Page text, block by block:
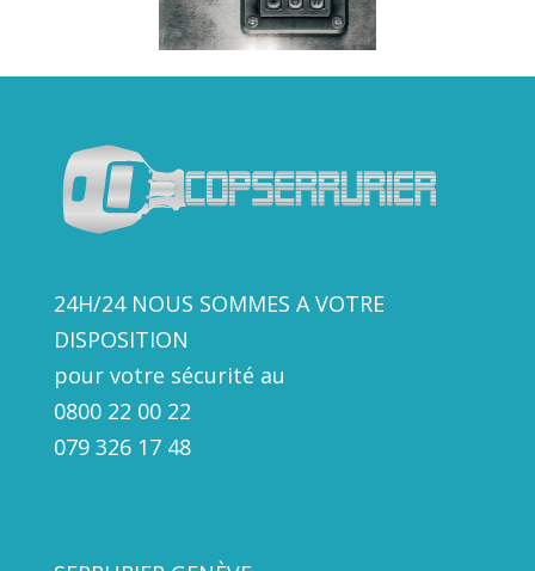
24H/24 NOUS SOMMES A VOTRE
DISPOSITION
pour votre sécurité au
0800 22 00 22
079 326 1748